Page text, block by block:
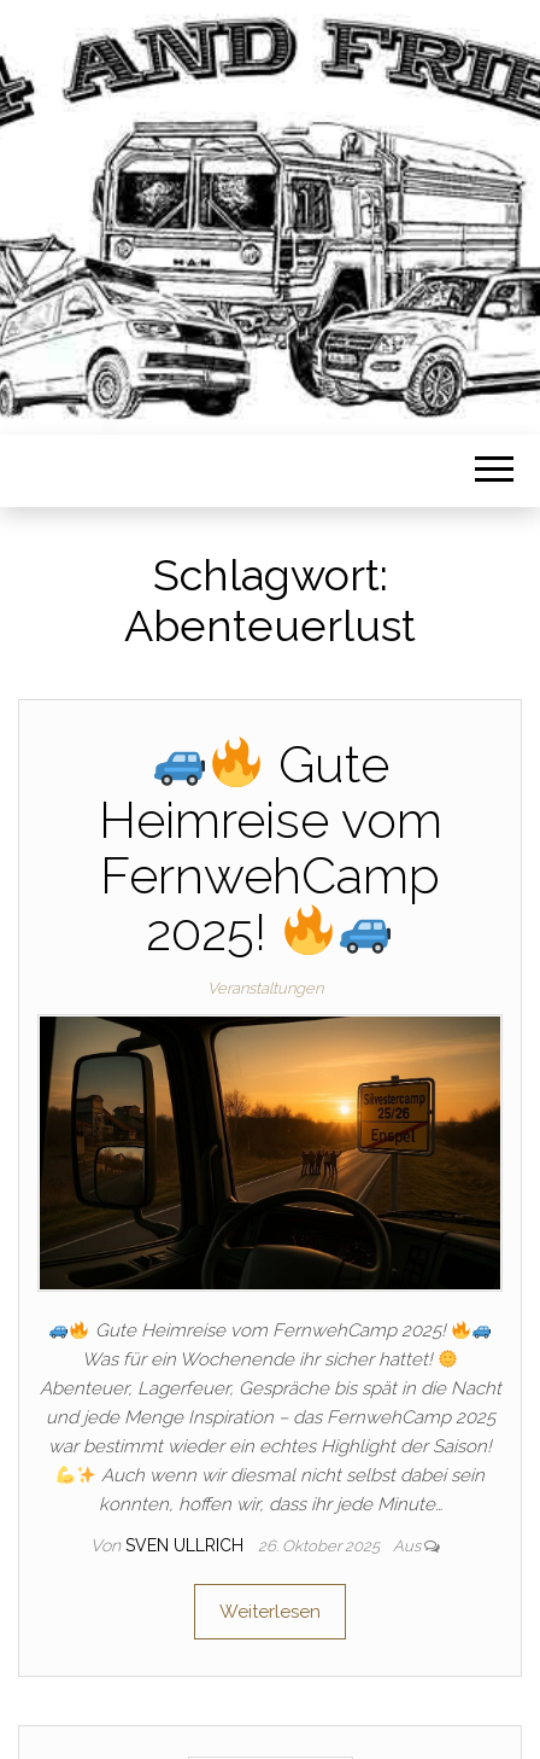
Schlagwort:
Abenteuerlust
Gute
Heimreise vom
FernwehCamp
2025!
Veranstaltungen
Gute Heimreise vom FernwehCamp 2025!
Was für ein Wochenende ihr sicher hattet!
Abenteuer, Lagerfeuer, Gespräche bis spät in die Nacht
und jede Menge Inspiration – das FernwehCamp 2025
war bestimmt wieder ein echtes Highlight der Saison!
Auch wenn wir diesmal nicht selbst dabei sein
konnten, hoffen wir, dass ihr jede Minute…
Von SVEN ULLRICH 26. Oktober 2025 Aus
Weiterlesen